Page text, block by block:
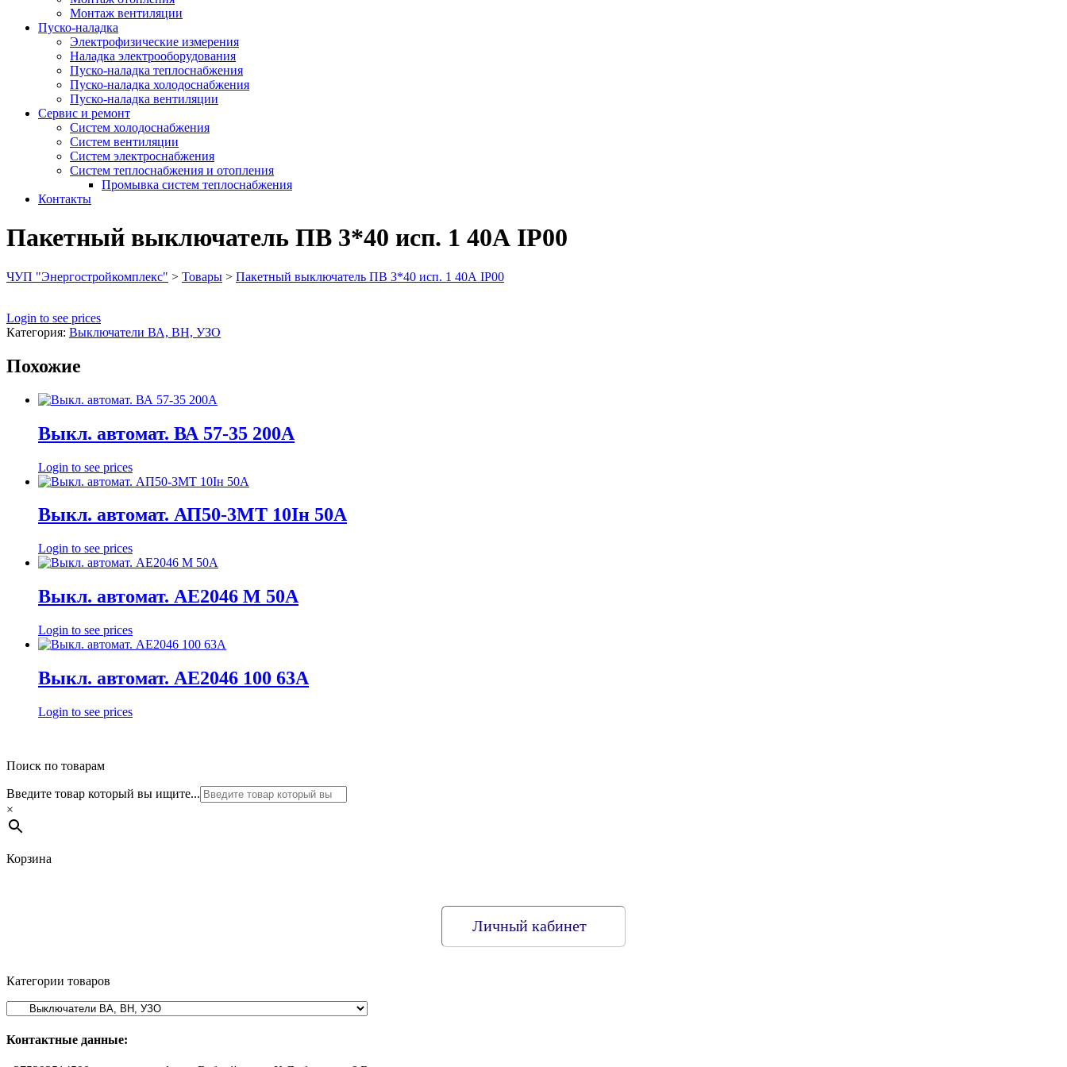
Монтаж вентиляции
Пуско-наладка
Электрофизические измерения
Наладка электрооборудования
Пуско-наладка теплоснабжения
Пуско-наладка холодоснабжения
Пуско-наладка вентиляции
Сервис и ремонт
Систем холодоснабжения
Систем вентиляции
Систем электроснабжения
Систем теплоснабжения и отопления
Промывка систем теплоснабжения
Контакты
Пакетный выключатель ПВ 3*40 исп. 1 40А IP00
ЧУП "Энергостройкомплекс" > Товары > Пакетный выключатель ПВ 3*40 исп. 1 40А IP00
Login to see prices
Категория: Выключатели ВА, ВН, УЗО
Похожие
Выкл. автомат. ВА 57-35 200А
Login to see prices
Выкл. автомат. АП50-3МТ 10Iн 50А
Login to see prices
Выкл. автомат. АЕ2046 М 50А
Login to see prices
Выкл. автомат. АЕ2046 100 63А
Login to see prices
Поиск по товарам
Введите товар который вы ищите...
×
Корзина
Личный кабинет
Категории товаров
Контактные данные: